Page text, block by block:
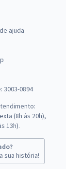
ajuda
3003-0894
(8h às 20h),
13h).
sua história!